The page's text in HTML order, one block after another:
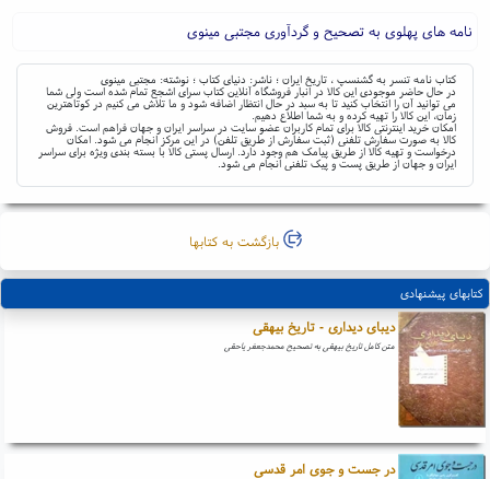
نامه های پهلوی به تصحیح و گردآوری مجتبی مینوی
کتاب نامه تنسر به گشنسپ ، تاریخ ایران ؛ ناشر: دنیای کتاب ؛ نوشته: مجتبی مینوی
در حال حاضر موجودی این کالا در انبار فروشگاه آنلاین کتاب سرای اشجع تمام شده است ولی شما
می توانید آن را انتخاب کنید تا به سبد در حال انتظار اضافه شود و ما تلاش می کنیم در کوتاهترین
زمان، این کالا را تهیه کرده و به شما اطلاع دهیم.
امکان خرید اینترنتی کالا برای تمام کاربران عضو سایت در سراسر ایران و جهان فراهم است. فروش
کالا به صورت سفارش تلفنی (ثبت سفارش از طریق تلفن) در این مرکز انجام می شود. امکان
درخواست و تهیه کالا از طریق پیامک هم وجود دارد. ارسال پستی کالا با بسته بندی ویژه برای سراسر
ایران و جهان از طریق پست و پیک تلفنی انجام می شود.
بازگشت به کتابها
کتابهای پیشنهادی
دیبای دیداری - تاریخ بیهقی
متن کامل تاریخ بیهقی به تصحیح محمدجعفر یاحقی
در جست و جوی امر قدسی